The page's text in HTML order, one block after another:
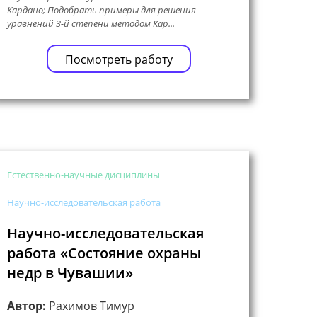
Кардано; Подобрать примеры для решения
уравнений 3-й степени методом Кар...
Посмотреть работу
Естественно-научные дисциплины
Научно-исследовательская работа
Научно-исследовательская
работа «Состояние охраны
недр в Чувашии»
Автор: Рахимов Тимур